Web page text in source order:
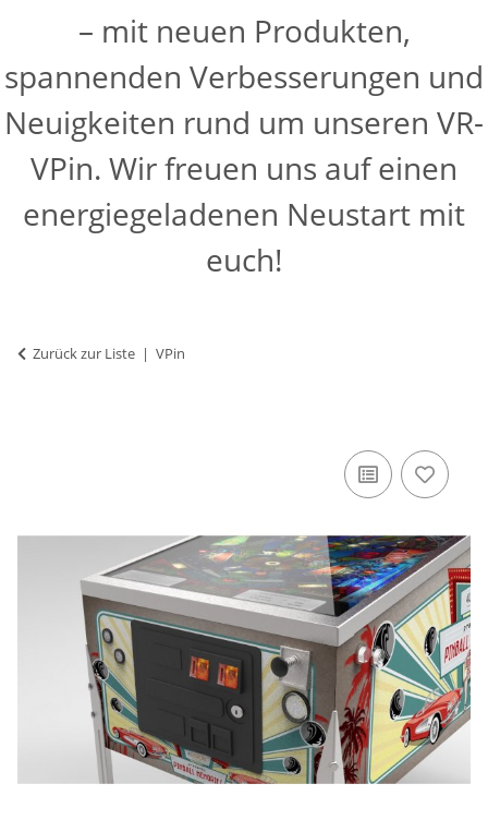
– mit neuen Produkten,
spannenden Verbesserungen und
Neuigkeiten rund um unseren VR-
VPin. Wir freuen uns auf einen
energiegeladenen Neustart mit
euch!
Zurück zur Liste VPin